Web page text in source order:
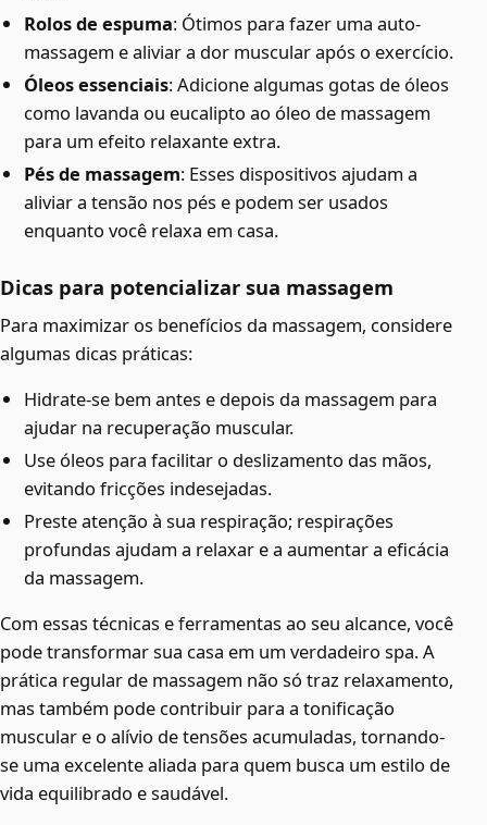
Rolos de espuma: Ótimos para fazer uma auto-
massagem e aliviar a dor muscular após o exercício.
Óleos essenciais: Adicione algumas gotas de óleos
como lavanda ou eucalipto ao óleo de massagem
para um efeito relaxante extra.
Pés de massagem: Esses dispositivos ajudam a
aliviar a tensão nos pés e podem ser usados
enquanto você relaxa em casa.
Dicas para potencializar sua massagem
Para maximizar os benefícios da massagem, considere
algumas dicas práticas:
Hidrate-se bem antes e depois da massagem para
ajudar na recuperação muscular.
Use óleos para facilitar o deslizamento das mãos,
evitando fricções indesejadas.
Preste atenção à sua respiração; respirações
profundas ajudam a relaxar e a aumentar a eficácia
da massagem.
Com essas técnicas e ferramentas ao seu alcance, você
pode transformar sua casa em um verdadeiro spa. A
prática regular de massagem não só traz relaxamento,
mas também pode contribuir para a tonificação
muscular e o alívio de tensões acumuladas, tornando-
se uma excelente aliada para quem busca um estilo de
vida equilibrado e saudável.